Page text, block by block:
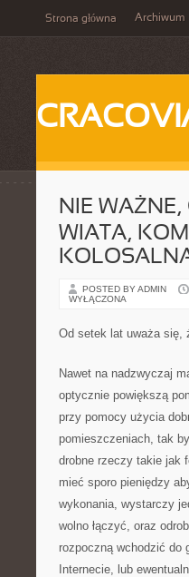
Strona główna Archiwum
NIE
WIATA,
POSTED BY ADMIN
WYŁĄCZONA
Od setek lat uważa się,
Nawet na nadzwyczaj
optycznie powiększą
przy pomocy użycia
pomieszczeniach, tak
drobne rzeczy takie jak
mieć sporo pieniędzy
wykonania, wystarczy
wolno łączyć, oraz
rozpoczną wchodzić do
Internecie, lub